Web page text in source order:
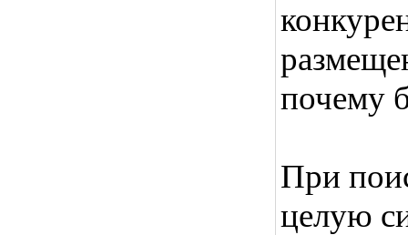
почему
При
целую